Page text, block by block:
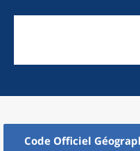
Code Officiel